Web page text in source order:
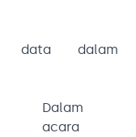
data dalam
Dalam
acara